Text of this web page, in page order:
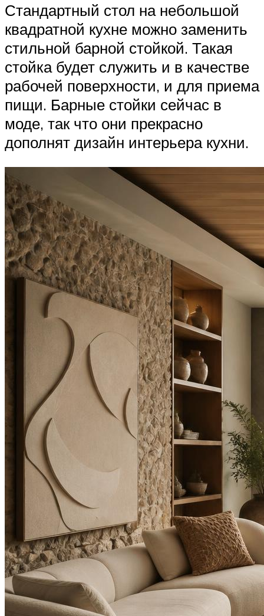
Стандартный стол на небольшой
квадратной кухне можно заменить
стильной барной стойкой. Такая
стойка будет служить и в качестве
рабочей поверхности, и для приема
пищи. Барные стойки сейчас в
моде, так что они прекрасно
дополнят дизайн интерьера кухни.